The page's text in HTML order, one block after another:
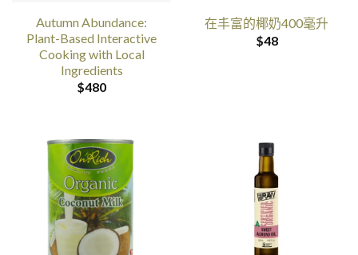
Autumn Abundance:
Plant-Based Interactive
Cooking with Local
Ingredients
$480
在丰富的椰奶400毫升
$48